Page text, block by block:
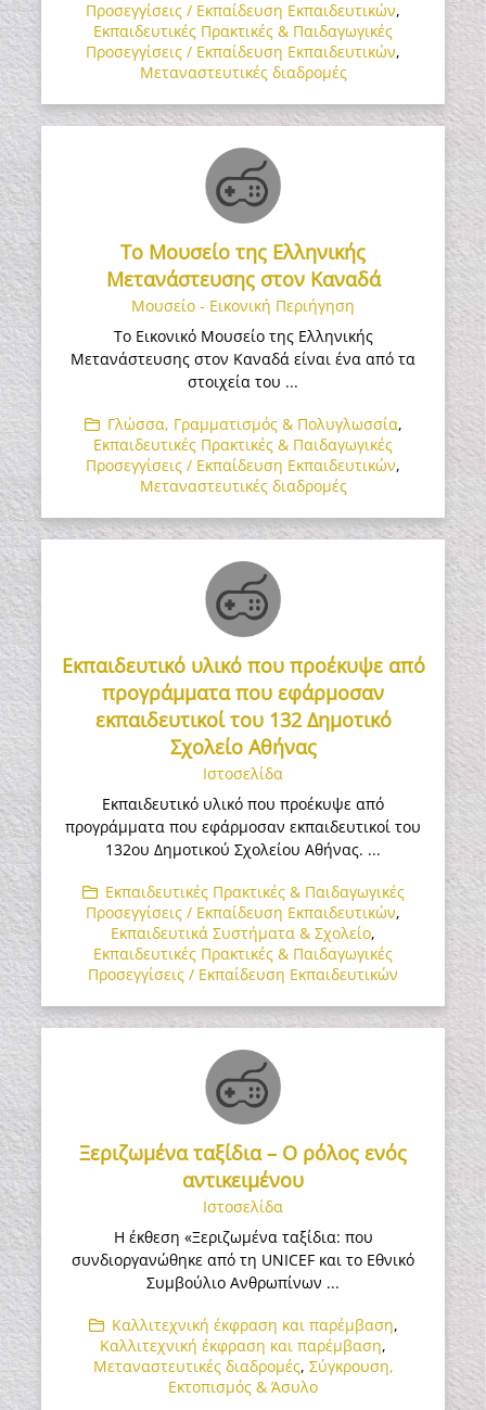
Προσεγγίσεις / Εκπαίδευση Εκπαιδευτικών,
Εκπαιδευτικές Πρακτικές & Παιδαγωγικές
Προσεγγίσεις / Εκπαίδευση Εκπαιδευτικών,
Μεταναστευτικές διαδρομές
Το Μουσείο της Ελληνικής
Μετανάστευσης στον Καναδά
Μουσείο - Εικονική Περιήγηση
Το Εικονικό Μουσείο της Ελληνικής
Μετανάστευσης στον Καναδά είναι ένα από τα
στοιχεία του ...
Γλώσσα, Γραμματισμός & Πολυγλωσσία,
Εκπαιδευτικές Πρακτικές & Παιδαγωγικές
Προσεγγίσεις / Εκπαίδευση Εκπαιδευτικών,
Μεταναστευτικές διαδρομές
Εκπαιδευτικό υλικό που προέκυψε από
προγράμματα που εφάρμοσαν
εκπαιδευτικοί του 132 Δημοτικό
Σχολείο Αθήνας
Ιστοσελίδα
Εκπαιδευτικό υλικό που προέκυψε από
προγράμματα που εφάρμοσαν εκπαιδευτικοί του
132ου Δημοτικού Σχολείου Αθήνας. ...
Εκπαιδευτικές Πρακτικές & Παιδαγωγικές
Προσεγγίσεις / Εκπαίδευση Εκπαιδευτικών,
Εκπαιδευτικά Συστήματα & Σχολείο,
Εκπαιδευτικές Πρακτικές & Παιδαγωγικές
Προσεγγίσεις / Εκπαίδευση Εκπαιδευτικών
Ξεριζωμένα ταξίδια – Ο ρόλος ενός
αντικειμένου
Ιστοσελίδα
Η έκθεση «Ξεριζωμένα ταξίδια: που
συνδιοργανώθηκε από τη UNICEF και το Εθνικό
Συμβούλιο Ανθρωπίνων ...
Καλλιτεχνική έκφραση και παρέμβαση,
Καλλιτεχνική έκφραση και παρέμβαση,
Μεταναστευτικές διαδρομές, Σύγκρουση,
Εκτοπισμός & Άσυλο